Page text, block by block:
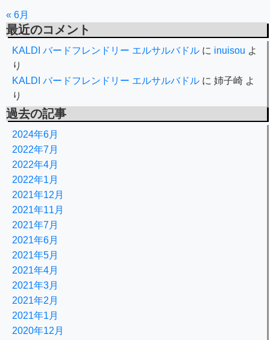
« 6月
最近のコメント
KALDI バードフレンドリー エルサルバドル に inuisou よ
り
KALDI バードフレンドリー エルサルバドル に 姉子崎 よ
り
過去の記事
2024年6月
2022年7月
2022年4月
2022年1月
2021年12月
2021年11月
2021年7月
2021年6月
2021年5月
2021年4月
2021年3月
2021年2月
2021年1月
2020年12月